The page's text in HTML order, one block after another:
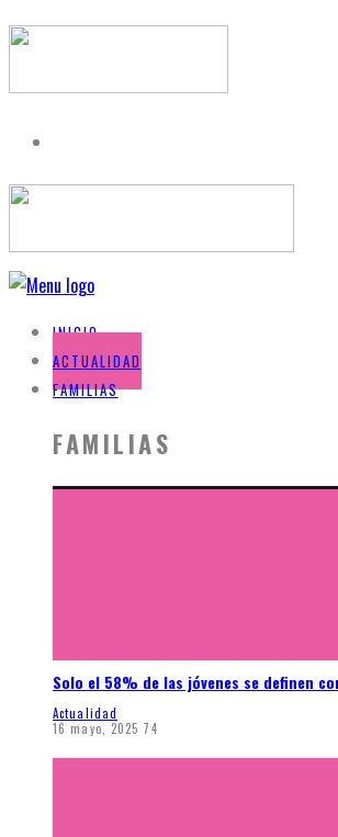
INICIO
ACTUALIDAD
FAMILIAS
FAMILIAS
Solo el 58% de las jóvenes se definen
Actualidad
16 mayo, 2025 74